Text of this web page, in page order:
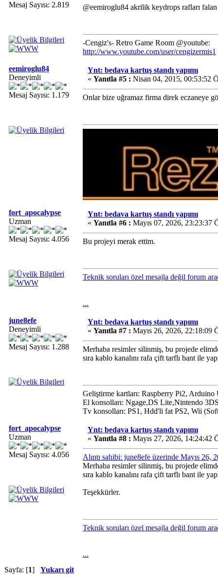
Mesaj Sayısı: 2.819 @eemiroglu84 akrilik keydrops rafları
-Cengiz's- Retro Game Room @youtube:
http://www.youtube.com/user/cengizermis1
eemiroglu84
Deneyimli
Mesaj Sayısı: 1.179
Ynt: bedava kartuş standı yapımı
« Yanıtla #5 : Nisan 04, 2015, 00:53:52
Onlar bize uğramaz firma direk eczaneye
fort_apocalypse
Uzman
Mesaj Sayısı: 4.056
Ynt: bedava kartuş standı yapımı
« Yanıtla #6 : Mayıs 07, 2026, 23:23:37
Bu projeyi merak ettim.
Teknik soruları özel mesajla değil forum
...
june8efe
Deneyimli
Mesaj Sayısı: 1.288
Ynt: bedava kartuş standı yapımı
« Yanıtla #7 : Mayıs 26, 2026, 22:18:09
Merhaba resimler silinmiş, bu projede
sıra kablo kanalını rafa çift tarflı bant ile
Geliştirme kartları: Raspberry Pi2, Arduino
El konsolları: Ngage,DS Lite,Nintendo
Tv konsolları: PS1, Hdd'li fat PS2, Wii
fort_apocalypse
Uzman
Mesaj Sayısı: 4.056
Ynt: bedava kartuş standı yapımı
« Yanıtla #8 : Mayıs 27, 2026, 14:24:42
Alıntı sahibi: june8efe üzerinde Mayıs 26,
Merhaba resimler silinmiş, bu projede
sıra kablo kanalını rafa çift tarflı bant ile
Teşekkürler.
Teknik soruları özel mesajla değil forum
...
Sayfa: [1] Yukarı git